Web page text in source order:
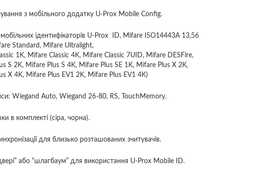
з мобільного додатку U-Prox Mobile Config.
ідентифікаторів U-Prox ID, Mifare ISO14443A 13,56
Standard, Mifare Ultralight,
1K, Mifare Classic 4K, Mifare Classic 7UID, Mifare DESFire,
S 2K, Mifare Plus S 4K, Mifare Plus SE 1K, Mifare Plus X 2K,
X 4K, Mifare Plus EV1 2K, Mifare Plus EV1 4K)
Wiegand Auto, Wiegand 26-80, RS, TouchMemory.
в комплекті (сіра, чорна).
для близько розташованих зчитувачів.
або “шлагбаум” для використання U-Prox Mobile ID.